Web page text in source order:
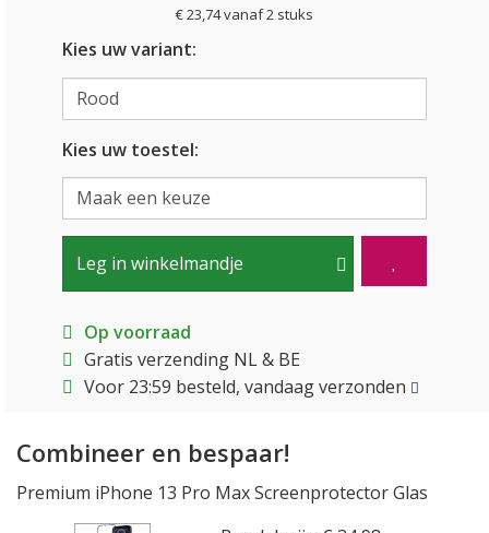
€ 23,74 vanaf 2 stuks
Kies uw variant:
Kies uw toestel:
Leg in winkelmandje
Op voorraad
Gratis verzending NL & BE
Voor 23:59 besteld, vandaag verzonden
Combineer en bespaar!
Premium iPhone 13 Pro Max Screenprotector Glas